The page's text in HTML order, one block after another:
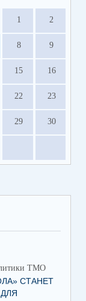
1 2
8 9
15 16
22 23
29 30
ТМО
СТАНЕТ